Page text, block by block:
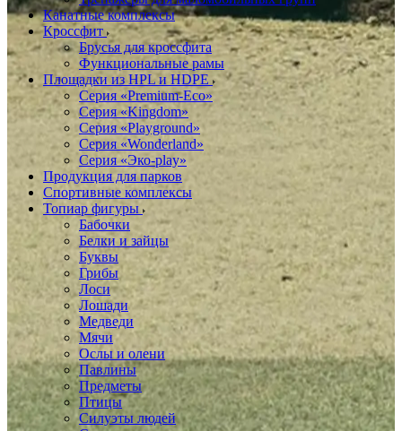
Канатные комплексы
Кроссфит
Брусья для кроссфита
Функциональные рамы
Площадки из HPL и HDPE
Серия «Premium-Eco»
Серия «Kingdom»
Серия «Playground»
Серия «Wonderland»
Серия «Эко-play»
Продукция для парков
Спортивные комплексы
Топиар фигуры
Бабочки
Белки и зайцы
Буквы
Грибы
Лоси
Лошади
Медведи
Мячи
Ослы и олени
Павлины
Предметы
Птицы
Силуэты людей